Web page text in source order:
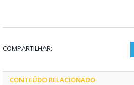
COMPARTILHAR:
CONTEÚDO RELACIONADO